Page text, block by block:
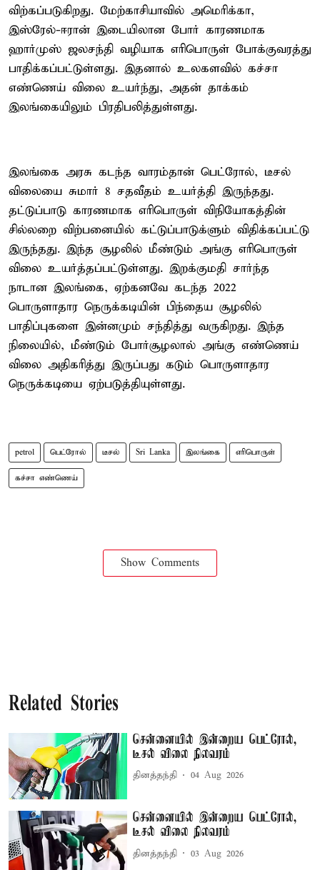
விற்கப்படுகிறது. மேற்காசியாவில் அமெரிக்கா,
இஸ்ரேல்-ஈரான் இடையிலான போர் காரணமாக
ஹார்முஸ் ஜலசந்தி வழியாக எரிபொருள் போக்குவரத்து
பாதிக்கப்பட்டுள்ளது. இதனால் உலகளவில் கச்சா
எண்ணெய் விலை உயர்ந்து, அதன் தாக்கம்
இலங்கையிலும் பிரதிபலித்துள்ளது.
இலங்கை அரசு கடந்த வாரம்தான் பெட்ரோல், டீசல்
விலையை சுமார் 8 சதவீதம் உயர்த்தி இருந்தது.
தட்டுப்பாடு காரணமாக எரிபொருள் விநியோகத்தின்
சில்லறை விற்பனையில் கட்டுப்பாடுக்ளும் விதிக்கப்பட்டு
இருந்தது. இந்த சூழலில் மீண்டும் அங்கு எரிபொருள்
விலை உயர்த்தப்பட்டுள்ளது. இறக்குமதி சார்ந்த
நாடான இலங்கை, ஏற்கனவே கடந்த 2022
பொருளாதார நெருக்கடியின் பிந்தைய சூழலில்
பாதிப்புகளை இன்னமும் சந்தித்து வருகிறது. இந்த
நிலையில், மீண்டும் போர்சூழலால் அங்கு எண்ணெய்
விலை அதிகரித்து இருப்பது கடும் பொருளாதார
நெருக்கடியை ஏற்படுத்தியுள்ளது.
petrol பெட்ரோல் டீசல் Sri Lanka இலங்கை எரிபொருள்
கச்சா எண்ணெய்
Show Comments
Related Stories
சென்னையில் இன்றைய பெட்ரோல்,
டீசல் விலை நிலவரம்
தினத்தந்தி 04 Aug 2026
சென்னையில் இன்றைய பெட்ரோல்,
டீசல் விலை நிலவரம்
தினத்தந்தி 03 Aug 2026